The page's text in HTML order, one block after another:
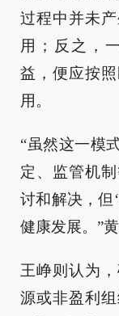
过程中并未
用；反之，
益，便应按
用。
“虽然这一模
定、监管机
讨和解决，但
健康发展。”黄
王峥则认为
源或非盈利